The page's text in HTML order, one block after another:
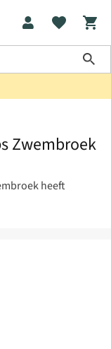
Zwembroek
heeft